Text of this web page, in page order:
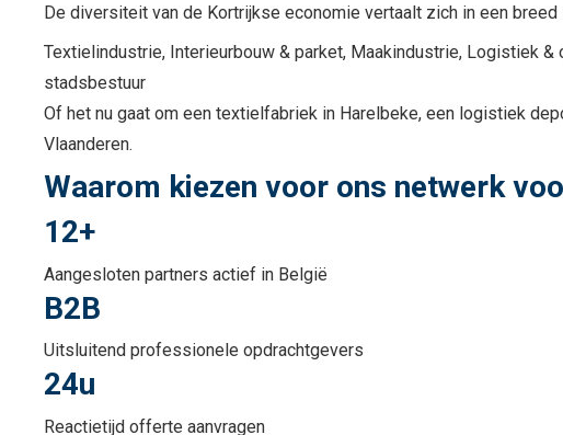
De diversiteit van de Kortrijkse economie vertaalt zich in een
Textielindustrie, Interieurbouw & parket, Maakindustrie, Logistiek
stadsbestuur
Of het nu gaat om een textielfabriek in Harelbeke, een logistiek
Vlaanderen.
Waarom kiezen voor ons netwerk
12+
Aangesloten partners actief in België
B2B
Uitsluitend professionele opdrachtgevers
24u
Reactietijd offerte aanvragen